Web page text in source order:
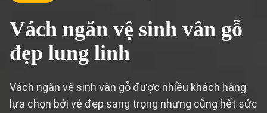
Vách ngăn vệ sinh vân gỗ
đẹp lung linh
Vách ngăn vệ sinh vân gỗ được nhiều khách hàng
lựa chọn bởi vẻ đẹp sang trọng nhưng cũng hết sức